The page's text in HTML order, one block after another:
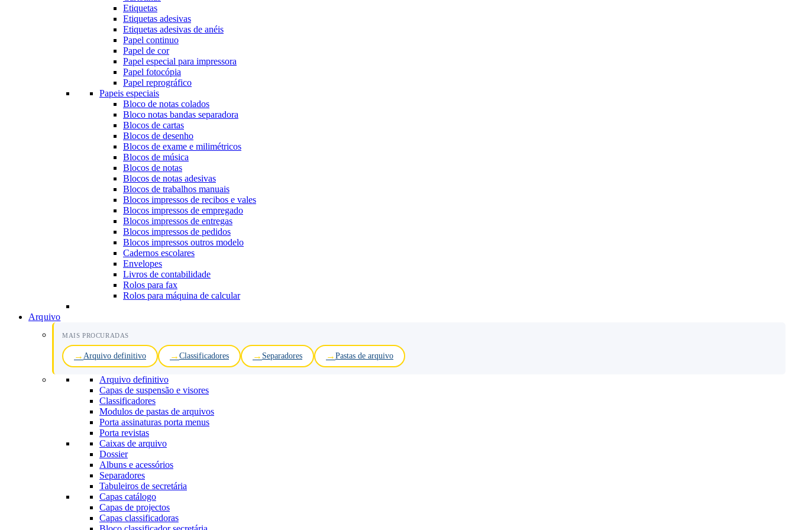
Etiquetas
Etiquetas adesivas
Etiquetas adesivas de anéis
Papel continuo
Papel de cor
Papel especial para impressora
Papel fotocópia
Papel reprográfico
Papeis especiais
Bloco de notas colados
Bloco notas bandas separadora
Blocos de cartas
Blocos de desenho
Blocos de exame e milimétricos
Blocos de música
Blocos de notas
Blocos de notas adesivas
Blocos de trabalhos manuais
Blocos impressos de recibos e vales
Blocos impressos de empregado
Blocos impressos de entregas
Blocos impressos de pedidos
Blocos impressos outros modelo
Cadernos escolares
Envelopes
Livros de contabilidade
Rolos para fax
Rolos para máquina de calcular
Arquivo
MAIS PROCURADAS
Arquivo definitivo Classificadores Separadores Pastas de arquivo
Arquivo definitivo
Capas de suspensão e visores
Classificadores
Modulos de pastas de arquivos
Porta assinaturas porta menus
Porta revistas
Caixas de arquivo
Dossier
Albuns e acessórios
Separadores
Tabuleiros de secretária
Capas catálogo
Capas de projectos
Capas classificadoras